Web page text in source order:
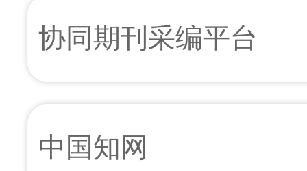
协同期刊采编平台
中国知网